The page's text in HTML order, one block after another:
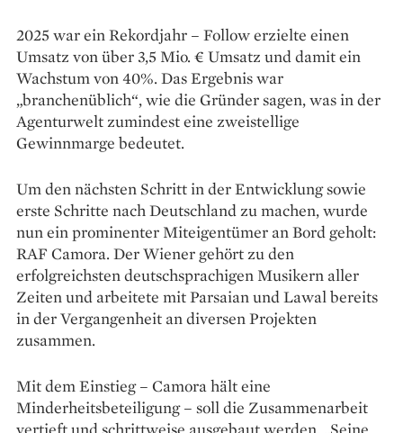
2025 war ein Rekordjahr – Follow erzielte einen
Umsatz von über 3,5 Mio. € Umsatz und damit ein
Wachstum von 40%. Das Ergebnis war
„branchenüblich“, wie die Gründer sagen, was in der
Agenturwelt zumindest eine zweistellige
Gewinnmarge bedeutet.
Um den nächsten Schritt in der Entwicklung sowie
erste Schritte nach Deutschland zu machen, wurde
nun ein prominenter Miteigentümer an Bord geholt:
RAF Camora. Der Wiener gehört zu den
erfolgreichsten deutschsprachigen Musikern aller
Zeiten und arbeitete mit Parsaian und Lawal bereits
in der Vergangenheit an diversen Projekten
zusammen.
Mit dem Einstieg – Camora hält eine
Minderheitsbeteiligung – soll die Zusammenarbeit
vertieft und schrittweise ausgebaut werden. „Seine